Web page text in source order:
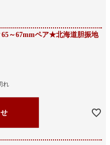
～67mmペア★北海道胆振地
れ